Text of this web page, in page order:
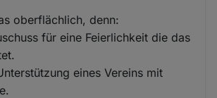
oberflächlich, denn:
für eine Feierlichkeit die das
eines Vereins mit